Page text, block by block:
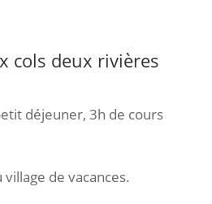
cols deux rivières
déjeuner, 3h de cours
de vacances.